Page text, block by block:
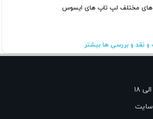
مختلف لپ تاپ های ایسوس
و نقد و بررسی ها بیشتر
سایت